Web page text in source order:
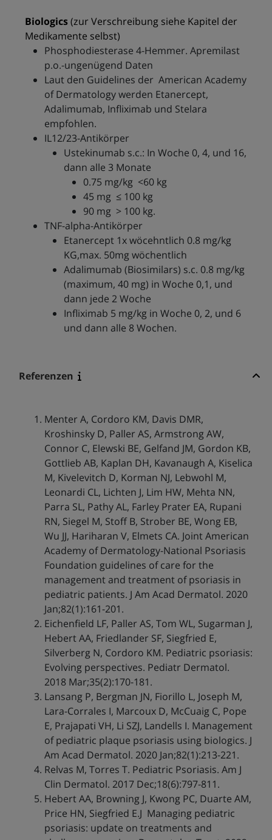
Biologics(zur Verschreibung siehe Kapitel der
Medikamente selbst)
Phosphodiesterase 4-Hemmer. Apremilast
p.o.-ungenügend Daten
Laut den Guidelines der American Academy
of Dermatology werden Etanercept,
Adalimumab, Infliximab und Stelara
empfohlen.
IL12/23-Antikörper
Ustekinumab s.c.: In Woche 0, 4, und 16,
dann alle 3 Monate
0.75 mg/kg <60 kg
45 mg ≤ 100 kg
90 mg > 100 kg.
TNF-alpha-Antikörper
Etanercept 1x wöcehntlich 0.8 mg/kg
KG,max. 50mg wöchentlich
Adalimumab (Biosimilars) s.c. 0.8 mg/kg
(maximum, 40 mg) in Woche 0,1, und
dann jede 2 Woche
Infliximab 5 mg/kg in Woche 0, 2, und 6
und dann alle 8 Wochen.
Referenzen
Menter A, Cordoro KM, Davis DMR,
Kroshinsky D, Paller AS, Armstrong AW,
Connor C, Elewski BE, Gelfand JM, Gordon KB,
Gottlieb AB, Kaplan DH, Kavanaugh A, Kiselica
M, Kivelevitch D, Korman NJ, Lebwohl M,
Leonardi CL, Lichten J, Lim HW, Mehta NN,
Parra SL, Pathy AL, Farley Prater EA, Rupani
RN, Siegel M, Stoff B, Strober BE, Wong EB,
Wu JJ, Hariharan V, Elmets CA. Joint American
Academy of Dermatology-National Psoriasis
Foundation guidelines of care for the
management and treatment of psoriasis in
pediatric patients. J Am Acad Dermatol. 2020
Jan;82(1):161-201.
Eichenfield LF, Paller AS, Tom WL, Sugarman J,
Hebert AA, Friedlander SF, Siegfried E,
Silverberg N, Cordoro KM. Pediatric psoriasis:
Evolving perspectives. Pediatr Dermatol.
2018 Mar;35(2):170-181.
Lansang P, Bergman JN, Fiorillo L, Joseph M,
Lara-Corrales I, Marcoux D, McCuaig C, Pope
E, Prajapati VH, Li SZJ, Landells I. Management
of pediatric plaque psoriasis using biologics. J
Am Acad Dermatol. 2020 Jan;82(1):213-221.
Relvas M, Torres T. Pediatric Psoriasis. Am J
Clin Dermatol. 2017 Dec;18(6):797-811.
Hebert AA, Browning J, Kwong PC, Duarte AM,
Price HN, Siegfried E.J Managing pediatric
psoriasis: update on treatments and